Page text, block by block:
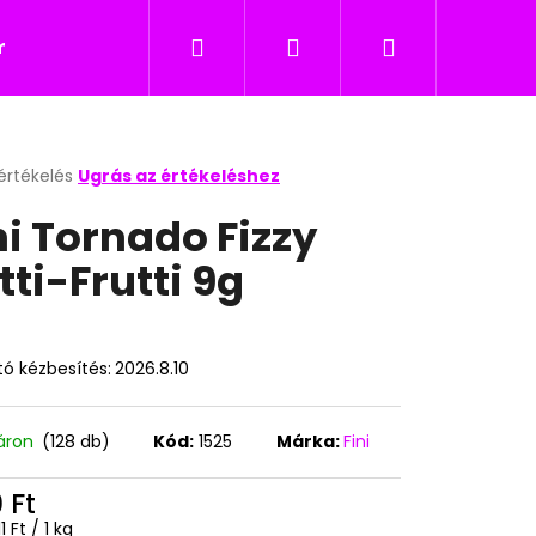
Nyalókák Édesség gyerekeknek
KeresésBejelentkezés
Kosár
Ugrás az értékeléshez
Tornado Fizzy
Frutti 9g
kézbesítés: 2026.8.10
(128 db) Kód: 1525 Márka:Fini
Ft
Ft / 1 kg